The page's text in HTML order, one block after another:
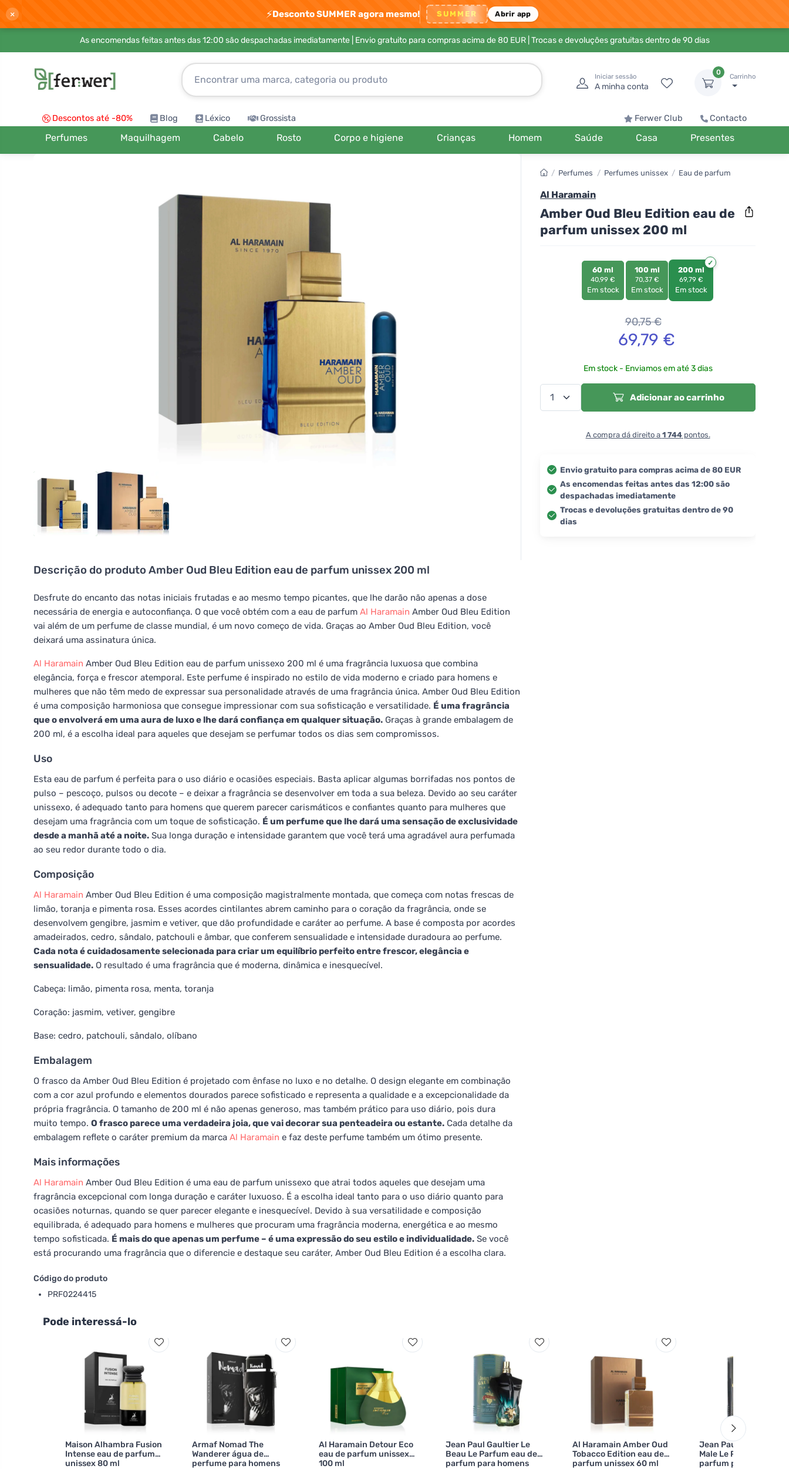
× ⚡Desconto SUMMER agora mesmo! SUMMER Abrir app
As encomendas feitas antes das 12:00 são despachadas imediatamente | Envio gratuito para compras acima de 80 EUR| Trocas e devoluções gratuitas dentro de 90 dias
Iniciar sessão
A minha conta
0
Carrinho
Descontos até -80% Blog Léxico Grossista Ferwer Club Contacto
Perfumes Maquilhagem Cabelo Rosto Corpo e higiene Crianças Homem Saúde Casa Presentes
Descrição do produto Amber Oud Bleu Edition eau de parfum unissex 200 ml
Desfrute do encanto das notas iniciais frutadas e ao mesmo tempo picantes, que lhe darão não apenas a dose
necessária de energia e autoconfiança. O que você obtém com a eau de parfum Al Haramain Amber Oud Bleu Edition
vai além de um perfume de classe mundial, é um novo começo de vida. Graças ao Amber Oud Bleu Edition, você
deixará uma assinatura única.
Al Haramain Amber Oud Bleu Edition eau de parfum unissexo 200 ml é uma fragrância luxuosa que combina
elegância, força e frescor atemporal. Este perfume é inspirado no estilo de vida moderno e criado para homens e
mulheres que não têm medo de expressar sua personalidade através de uma fragrância única. Amber Oud Bleu Edition
é uma composição harmoniosa que consegue impressionar com sua sofisticação e versatilidade. É uma fragrância
que o envolverá em uma aura de luxo e lhe dará confiança em qualquer situação. Graças à grande embalagem de
200 ml, é a escolha ideal para aqueles que desejam se perfumar todos os dias sem compromissos.
Uso
Esta eau de parfum é perfeita para o uso diário e ocasiões especiais. Basta aplicar algumas borrifadas nos pontos de
pulso – pescoço, pulsos ou decote – e deixar a fragrância se desenvolver em toda a sua beleza. Devido ao seu caráter
unissexo, é adequado tanto para homens que querem parecer carismáticos e confiantes quanto para mulheres que
desejam uma fragrância com um toque de sofisticação. É um perfume que lhe dará uma sensação de exclusividade
desde a manhã até a noite. Sua longa duração e intensidade garantem que você terá uma agradável aura perfumada
ao seu redor durante todo o dia.
Composição
Al Haramain Amber Oud Bleu Edition é uma composição magistralmente montada, que começa com notas frescas de
limão, toranja e pimenta rosa. Esses acordes cintilantes abrem caminho para o coração da fragrância, onde se
desenvolvem gengibre, jasmim e vetiver, que dão profundidade e caráter ao perfume. A base é composta por acordes
amadeirados, cedro, sândalo, patchouli e âmbar, que conferem sensualidade e intensidade duradoura ao perfume.
Cada nota é cuidadosamente selecionada para criar um equilíbrio perfeito entre frescor, elegância e
sensualidade. O resultado é uma fragrância que é moderna, dinâmica e inesquecível.
Cabeça: limão, pimenta rosa, menta, toranja
Coração: jasmim, vetiver, gengibre
Base: cedro, patchouli, sândalo, olíbano
Embalagem
O frasco da Amber Oud Bleu Edition é projetado com ênfase no luxo e no detalhe. O design elegante em combinação
com a cor azul profundo e elementos dourados parece sofisticado e representa a qualidade e a excepcionalidade da
própria fragrância. O tamanho de 200 ml é não apenas generoso, mas também prático para uso diário, pois dura
muito tempo. O frasco parece uma verdadeira joia, que vai decorar sua penteadeira ou estante. Cada detalhe da
embalagem reflete o caráter premium da marca Al Haramain e faz deste perfume também um ótimo presente.
Mais informações
Al Haramain Amber Oud Bleu Edition é uma eau de parfum unissexo que atrai todos aqueles que desejam uma
fragrância excepcional com longa duração e caráter luxuoso. É a escolha ideal tanto para o uso diário quanto para
ocasiões noturnas, quando se quer parecer elegante e inesquecível. Devido à sua versatilidade e composição
equilibrada, é adequado para homens e mulheres que procuram uma fragrância moderna, energética e ao mesmo
tempo sofisticada. É mais do que apenas um perfume – é uma expressão do seu estilo e individualidade. Se você
está procurando uma fragrância que o diferencie e destaque seu caráter, Amber Oud Bleu Edition é a escolha clara.
Código do produto
PRF0224415
/ Perfumes / Perfumes unissex / Eau de parfum
Al Haramain
Amber Oud Bleu Edition eau de
parfum unissex 200 ml
60 ml
40,99 €
Em stock
100 ml
70,37 €
Em stock
200 ml
69,79 €
Em stock
90,75€
69,79 €
Em stock - Enviamos em até 3 dias
Adicionar ao carrinho
A compra dá direito a 1 744pontos.
Envio gratuito para compras acima de 80 EUR
As encomendas feitas antes das 12:00 são
despachadas imediatamente
Trocas e devoluções gratuitas dentro de 90
dias
Pode interessá-lo
Maison Alhambra Fusion
Intense eau de parfum
unissex 80 ml
Armaf Nomad The
Wanderer água de
perfume para homens
Al Haramain Detour Eco
eau de parfum unissex
100 ml
Jean Paul Gaultier Le
Beau Le Parfum eau de
parfum para homens
Al Haramain Amber Oud
Tobacco Edition eau de
parfum unissex 60 ml
Jean Paul Gaultier Le
Male Le Parfum eau de
parfum para homens